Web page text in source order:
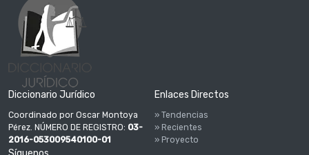
Diccionario Jurídico
Coordinado por Oscar Montoya
Pérez. NÚMERO DE REGISTRO: 03-
2016-053009540100-01
Enlaces Directos
» Tendencias
» Recientes
» Proyecto